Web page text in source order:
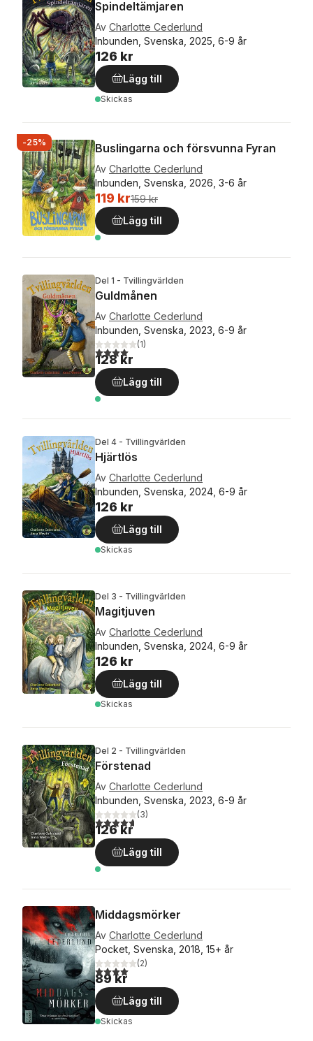
Spindeltämjaren
Av Charlotte Cederlund
Inbunden, Svenska, 2025, 6-9 år
126 kr
Lägg till
Skickas
-25% Buslingarna och försvunna Fyran
Av Charlotte Cederlund
Inbunden, Svenska, 2026, 3-6 år
119 kr159 kr
Lägg till
Del 1 - Tvillingvärlden
Guldmånen
Av Charlotte Cederlund
Inbunden, Svenska, 2023, 6-9 år
4,0utav 5 stjärnor. Totalt antal röster:
(1)
128 kr
Lägg till
Del 4 - Tvillingvärlden
Hjärtlös
Av Charlotte Cederlund
Inbunden, Svenska, 2024, 6-9 år
126 kr
Lägg till
Skickas
Del 3 - Tvillingvärlden
Magitjuven
Av Charlotte Cederlund
Inbunden, Svenska, 2024, 6-9 år
126 kr
Lägg till
Skickas
Del 2 - Tvillingvärlden
Förstenad
Av Charlotte Cederlund
Inbunden, Svenska, 2023, 6-9 år
4,7utav 5 stjärnor. Totalt antal röster:
(3)
126 kr
Lägg till
Middagsmörker
Av Charlotte Cederlund
Pocket, Svenska, 2018, 15+ år
4,0utav 5 stjärnor. Totalt antal röster:
(2)
89 kr
Lägg till
Skickas